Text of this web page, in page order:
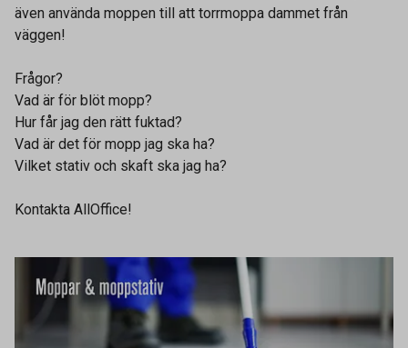
även använda moppen till att torrmoppa dammet från
väggen!
Frågor?
Vad är för blöt mopp?
Hur får jag den rätt fuktad?
Vad är det för mopp jag ska ha?
Vilket stativ och skaft ska jag ha?
Kontakta AllOffice!